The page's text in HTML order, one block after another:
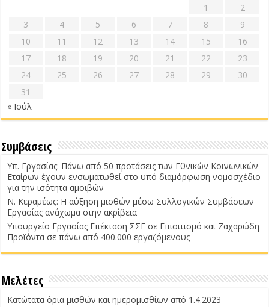
1
2
3
4 5 6 7 8
9
10
11 12 13 14 15
16
17
18 19 20 21 22
23
24
25 26 27 28 29
30
31
« Ιούλ
Συμβάσεις
Υπ. Εργασίας: Πάνω από 50 προτάσεις των Εθνικών Κοινωνικών
Εταίρων έχουν ενσωματωθεί στο υπό διαμόρφωση νομοσχέδιο
για την ισότητα αμοιβών
Ν. Κεραμέως: Η αύξηση μισθών μέσω Συλλογικών Συμβάσεων
Εργασίας ανάχωμα στην ακρίβεια
Υπουργείο Εργασίας Επέκταση ΣΣΕ σε Επισιτισμό και Ζαχαρώδη
Προϊόντα σε πάνω από 400.000 εργαζόμενους
Μελέτες
Κατώτατα όρια μισθών και ημερομισθίων από 1.4.2023